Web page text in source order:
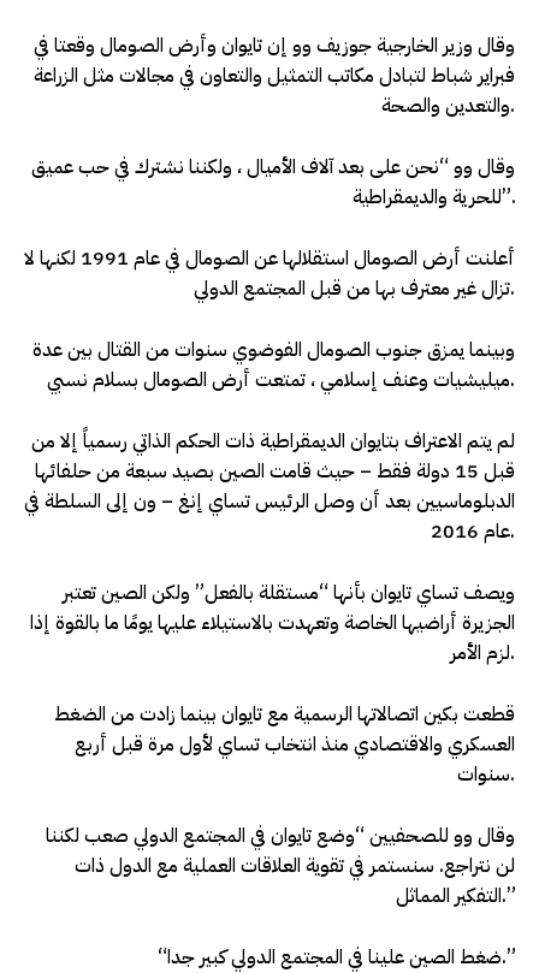
وقال وزير الخارجية جوزيف وو إن تايوان وأرض الصومال وقعتا في
فبراير شباط لتبادل مكاتب التمثيل والتعاون في مجالات مثل الزراعة
والتعدين والصحة.
وقال وو “نحن على بعد آلاف الأميال ، ولكننا نشترك في حب عميق
للحرية والديمقراطية”.
أعلنت أرض الصومال استقلالها عن الصومال في عام 1991 لكنها لا
تزال غير معترف بها من قبل المجتمع الدولي.
وبينما يمزق جنوب الصومال الفوضوي سنوات من القتال بين عدة
ميليشيات وعنف إسلامي ، تمتعت أرض الصومال بسلام نسبي.
لم يتم الاعتراف بتايوان الديمقراطية ذات الحكم الذاتي رسمياً إلا من
قبل 15 دولة فقط – حيث قامت الصين بصيد سبعة من حلفائها
الدبلوماسيين بعد أن وصل الرئيس تساي إنغ – ون إلى السلطة في
عام 2016.
ويصف تساي تايوان بأنها “مستقلة بالفعل” ولكن الصين تعتبر
الجزيرة أراضيها الخاصة وتعهدت بالاستيلاء عليها يومًا ما بالقوة إذا
لزم الأمر.
قطعت بكين اتصالاتها الرسمية مع تايوان بينما زادت من الضغط
العسكري والاقتصادي منذ انتخاب تساي لأول مرة قبل أربع
سنوات.
وقال وو للصحفيين “وضع تايوان في المجتمع الدولي صعب لكننا
لن نتراجع. سنستمر في تقوية العلاقات العملية مع الدول ذات
التفكير المماثل.”
“ضغط الصين علينا في المجتمع الدولي كبير جدا.”